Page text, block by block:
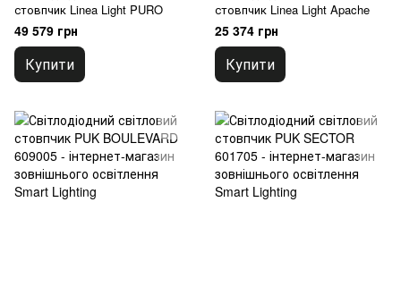
стовпчик Linea Light PURO
49 579 грн
Купити
стовпчик Linea Light Apache
25 374 грн
Купити